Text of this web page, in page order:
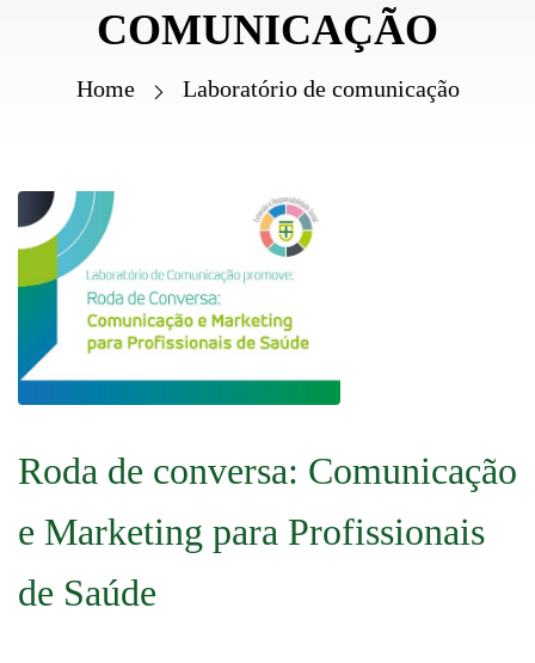
COMUNICAÇÃO
Home Laboratório de comunicação
Roda de conversa: Comunicação
e Marketing para Profissionais
de Saúde